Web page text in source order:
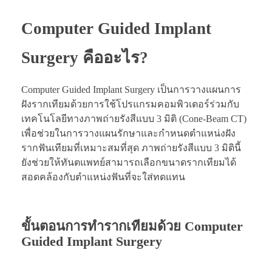
Computer Guided Implant
Surgery คืออะไร?
Computer Guided Implant Surgery เป็นการวางแผนการ
ฝังรากเทียมด้วยการใช้โปรแกรมคอมพิวเตอร์ร่วมกับ
เทคโนโลยีทางภาพถ่ายรังสีแบบ 3 มิติ (Cone-Beam CT)
เพื่อช่วยในการวางแผนรักษาและกำหนดตำแหน่งฝัง
รากฟันเทียมที่เหมาะสมที่สุด ภาพถ่ายรังสีแบบ 3 มิตินี้
ยังช่วยให้ทันตแพทย์สามารถเลือกขนาดรากเทียมได้
สอดคล้องกับตำแหน่งฟันที่จะใส่ทดแทน
ขั้นตอนการทำรากเทียมด้วย Computer
Guided Implant Surgery